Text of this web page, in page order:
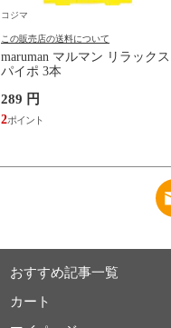
コジマ
この販売店の送料について
maruman マルマン リラックス
パイポ 3本
289 円
2
おすすめ記事一覧
カート